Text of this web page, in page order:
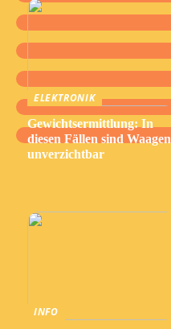
ELEKTRONIK
Gewichtsermittlung: In
diesen Fällen sind Waagen
unverzichtbar
INFO